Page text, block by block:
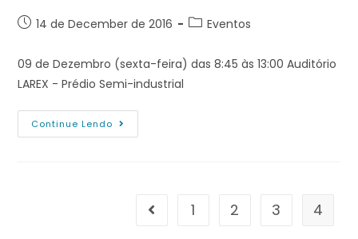
14 de December de 2016 Eventos
09 de Dezembro (sexta-feira) das 8:45 às 13:00 Auditório
LAREX - Prédio Semi-industrial
Continue Lendo
1 2 3 4